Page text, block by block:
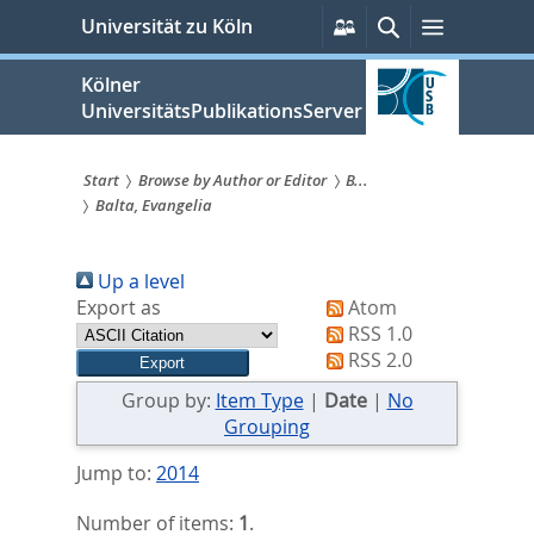
springen
Universität zu Köln
Persönliche
Services
SucheMenü
Kölner
UniversitätsPublikationsServer
Sie
sind
hier:
Start Browse by Author or Editor
B...
Balta, Evangelia
Up a level
Export as
Atom
RSS 1.0
RSS 2.0
Group by: Item Type| Date| No
Grouping
Jump to: 2014
Number of items: 1.